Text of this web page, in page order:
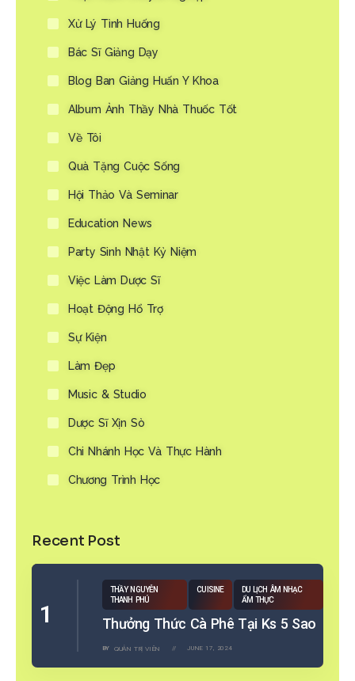
Xử Lý Tình Huống
Bác Sĩ Giảng Dạy
Blog Ban Giảng Huấn Y Khoa
Album Ảnh Thầy Nhà Thuốc Tốt
Về Tôi
Quà Tặng Cuộc Sống
Hội Thảo Và Seminar
Education News
Party Sinh Nhật Kỷ Niệm
Việc Làm Dược Sĩ
Hoạt Động Hổ Trợ
Sự Kiện
Làm Đẹp
Music & Studio
Dược Sĩ Xịn Sò
Chi Nhánh Học Và Thực Hành
Chương Trình Học
Recent Post
THẦY NGUYỄN
THANH PHÚ
CUISINE
DU LỊCH ÂM NHẠC
ẨM THỰC
Thưởng Thức Cà Phê Tại Ks 5 Sao
BY QUẢN TRỊ VIÊN JUNE 17, 2024